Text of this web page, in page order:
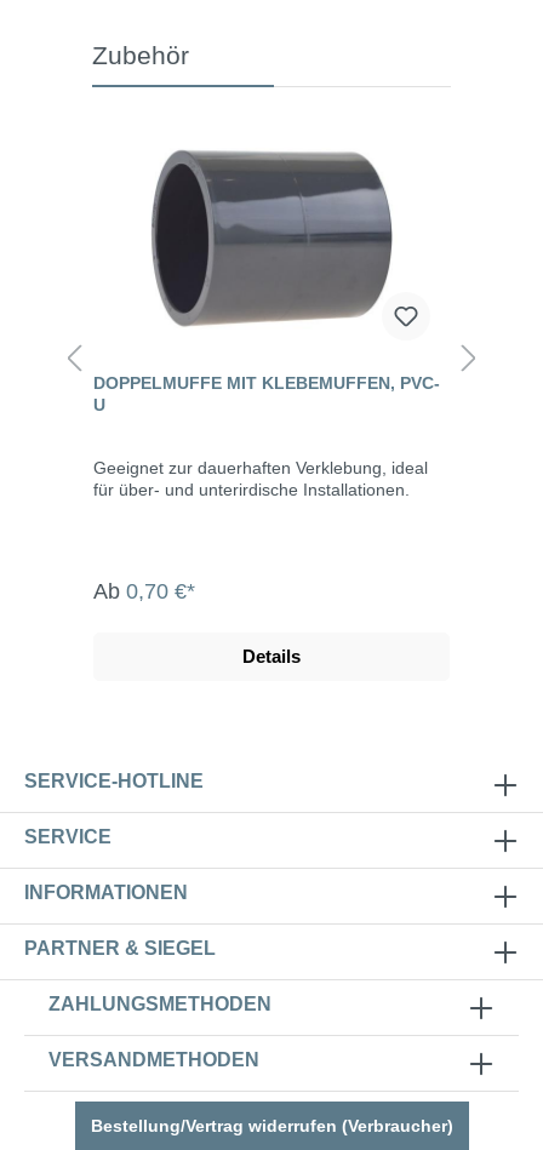
Zubehör
DOPPELMUFFE MIT KLEBEMUFFEN, PVC-
U
Geeignet zur dauerhaften Verklebung, ideal
für über- und unterirdische Installationen.
Ab 0,70 €*
Details
SERVICE-HOTLINE
SERVICE
INFORMATIONEN
PARTNER & SIEGEL
ZAHLUNGSMETHODEN
VERSANDMETHODEN
Bestellung/Vertrag widerrufen (Verbraucher)